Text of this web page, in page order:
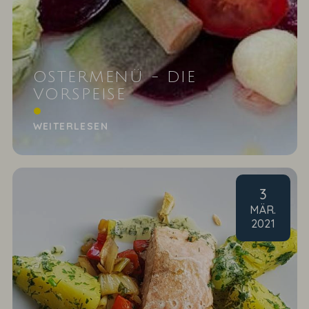
OSTERMENÜ - DIE
VORSPEISE
Matjeshäckerle mit roter Bete und Apfel
WEITERLESEN
3
MÄR.
2021